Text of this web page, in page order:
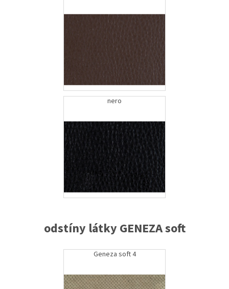
nero
odstíny látky GENEZA soft
Geneza soft 4